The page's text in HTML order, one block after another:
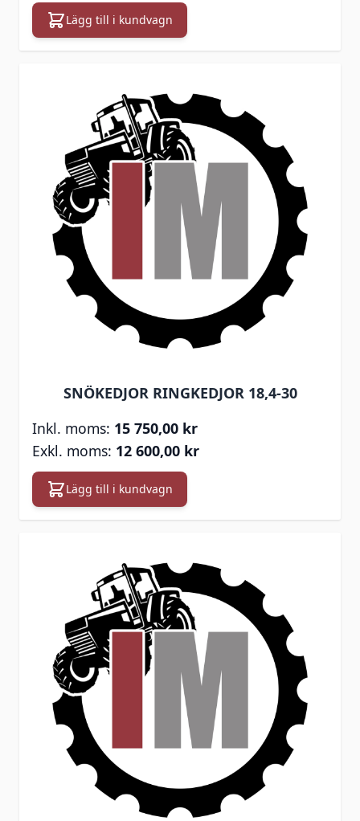
Lägg till i kundvagn
SNÖKEDJOR RINGKEDJOR 18,4-30
15 750,00 kr
12 600,00 kr
Lägg till i kundvagn